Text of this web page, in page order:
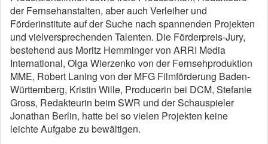
der Fernsehanstalten, aber auch Verleiher und
Förderinstitute auf der Suche nach spannenden Projekten
und vielversprechenden Talenten. Die Förderpreis-Jury,
bestehend aus Moritz Hemminger von ARRI Media
International, Olga Wierzenko von der Fernsehproduktion
MME, Robert Laning von der MFG Filmförderung Baden-
Württemberg, Kristin Wille, Producerin bei DCM, Stefanie
Gross, Redakteurin beim SWR und der Schauspieler
Jonathan Berlin, hatte bei so vielen Projekten keine
leichte Aufgabe zu bewältigen.